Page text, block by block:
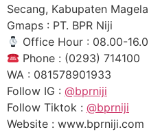
Secang, Kabupaten
Gmaps : PT. BPR Niji
Office Hour : 08.00-
Phone : (0293) 714100
WA : 081578901933
Follow IG : @bprniji
Follow Tiktok : @bprniji
Website : www.bprniji.com